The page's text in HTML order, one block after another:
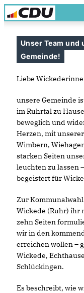
Unser Team und
Gemeinde!
Liebe
unsere Gemeinde
im Ruhrtal zu
beweglich und
Herzen, mit
Wimbern,
starken Seiten
leuchten zu lassen
begeistert für
Zur Kommunalwahl
Wickede (Ruhr) ihr
zehn Seiten
wir in den
erreichen wollen –
Wickede,
Schlückingen.
Es beschreibt, wie